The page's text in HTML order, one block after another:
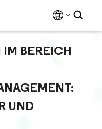
BEREICH
UND